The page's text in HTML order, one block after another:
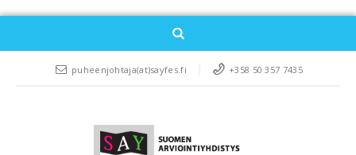
puheenjohtaja(at)sayfes.fi +358 50 357 7435